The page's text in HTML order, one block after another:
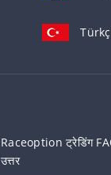
Raceoption ट्रेडिंग
उत्तर